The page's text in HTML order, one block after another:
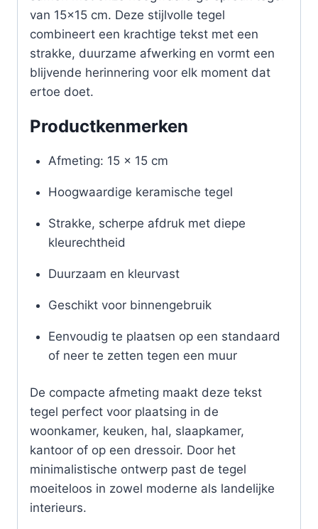
van 15×15 cm. Deze stijlvolle tegel
combineert een krachtige tekst met een
strakke, duurzame afwerking en vormt een
blijvende herinnering voor elk moment dat
ertoe doet.
Productkenmerken
Afmeting: 15 x 15 cm
Hoogwaardige keramische tegel
Strakke, scherpe afdruk met diepe
kleurechtheid
Duurzaam en kleurvast
Geschikt voor binnengebruik
Eenvoudig te plaatsen op een standaard
of neer te zetten tegen een muur
De compacte afmeting maakt deze tekst
tegel perfect voor plaatsing in de
woonkamer, keuken, hal, slaapkamer,
kantoor of op een dressoir. Door het
minimalistische ontwerp past de tegel
moeiteloos in zowel moderne als landelijke
interieurs.